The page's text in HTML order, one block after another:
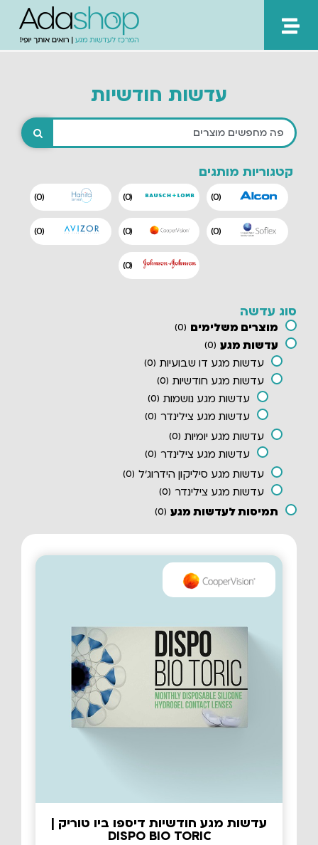
לתוכן
עדשות חודשיות
קטגוריות מותגים
(
0
)
(
0
)
(
0
)
(
0
)
(
0
)
(
0
)
(
0
)
סוג עדשה
מוצרים משלימים (
0
)
עדשות מגע (
0
)
עדשות מגע דו שבועיות (
0
)
עדשות מגע חודשיות (
0
)
עדשות מגע נושמות (
0
)
עדשות מגע צילינדר (
0
)
עדשות מגע יומיות (
0
)
עדשות מגע צילינדר (
0
)
עדשות מגע סיליקון הידרוג'ל (
0
)
עדשות מגע צילינדר (
0
)
תמיסות לעדשות מגע (
0
)
עדשות מגע חודשיות דיספו ביו טוריק |
DISPO BIO TORIC